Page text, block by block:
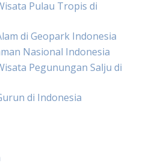
Pulau Tropis di
di Geopark Indonesia
Nasional Indonesia
Pegunungan Salju di
di Indonesia